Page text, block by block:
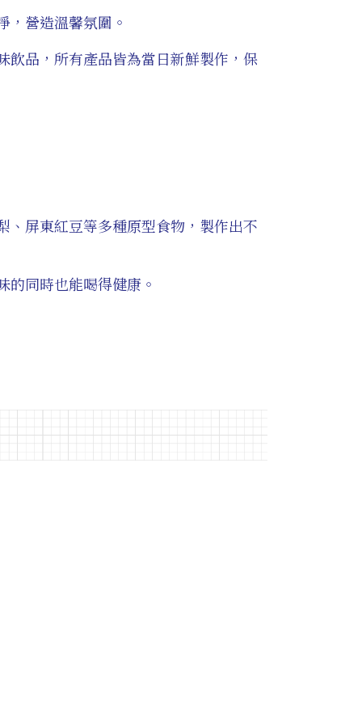
，營造溫馨氛圍。
飲品，所有產品皆為當日新鮮製作，保
、屏東紅豆等多種原型食物，製作出不
同時也能喝得健康。